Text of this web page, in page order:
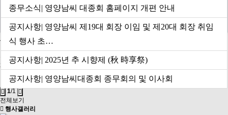
종무소식| 영양남씨 대종회 홈페이지 개편 안내
공지사항| 영양남씨 제19대 회장 이임 및 제20대 회장 취임
식 행사 초…
공지사항| 2025년 추 시향제 (秋 時享祭)
공지사항| 영양남씨대종회 종무회의 및 이사회
세보편찬위 소식
홈페이지 개편 및 디지털 족보 이용 안내
2026년 영양남씨 대종회 임시총회 르뽀
디지털 족보 문헌록 편찬 자료 협조 요청
디지털 족보 등재 소요 기간 및 업무 흐름도
1/1
전체보기
행사갤러리